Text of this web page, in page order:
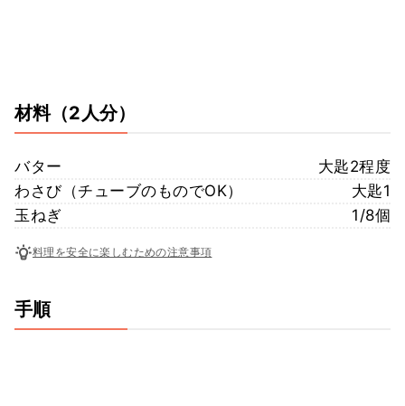
材料（2人分）
バター
大匙2程度
わさび（チューブのものでOK）
大匙1
玉ねぎ
1/8個
料理を安全に楽しむための注意事項
手順